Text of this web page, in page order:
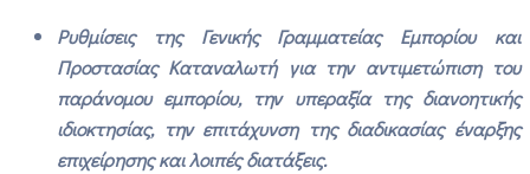
Ρυθμίσεις της Γενικής Γραμματείας Εμπορίου και
Προστασίας Καταναλωτή για την αντιμετώπιση του
παράνομου εμπορίου, την υπεραξία της διανοητικής
ιδιοκτησίας, την επιτάχυνση της διαδικασίας έναρξης
επιχείρησης και λοιπές διατάξεις.